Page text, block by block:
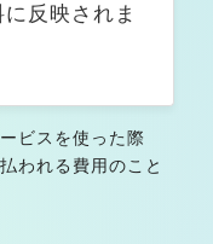
反映されま
ビスを使った際
われる費用のこと